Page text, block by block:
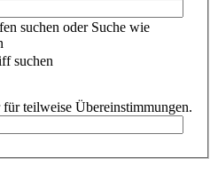
suchen oder Suche wie
suchen
teilweise Übereinstimmungen.